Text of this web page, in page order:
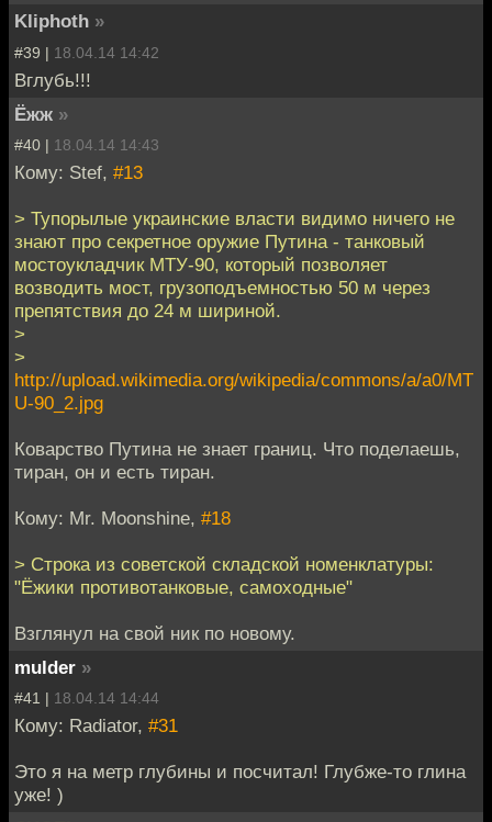
Kliphoth »
#39 | 18.04.14 14:42
Вглубь!!!
Ёжж »
#40 | 18.04.14 14:43
Кому: Stef, #13
> Тупорылые украинские власти видимо ничего не
знают про секретное оружие Путина - танковый
мостоукладчик МТУ-90, который позволяет
возводить мост, грузоподъемностью 50 м через
препятствия до 24 м шириной.
>
>
http://upload.wikimedia.org/wikipedia/commons/a/a0/MT
U-90_2.jpg
Коварство Путина не знает границ. Что поделаешь,
тиран, он и есть тиран.
Кому: Mr. Moonshine, #18
> Строка из советской складской номенклатуры:
"Ёжики противотанковые, самоходные"
Взглянул на свой ник по новому.
mulder »
#41 | 18.04.14 14:44
Кому: Radiator, #31
Это я на метр глубины и посчитал! Глубже-то глина
уже! )